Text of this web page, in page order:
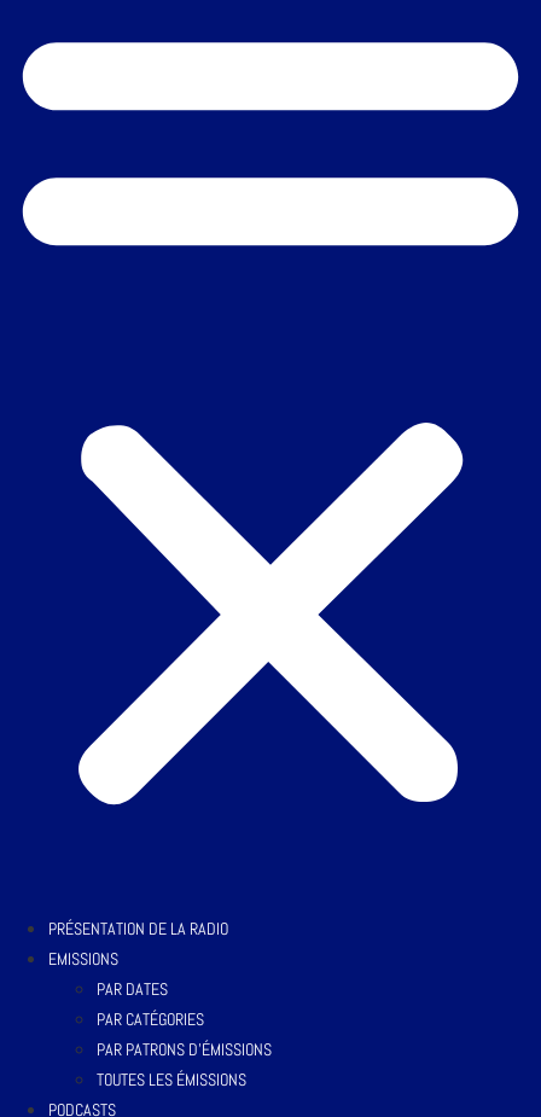
PRÉSENTATION DE LA RADIO
EMISSIONS
PAR DATES
PAR CATÉGORIES
PAR PATRONS D’ÉMISSIONS
TOUTES LES ÉMISSIONS
PODCASTS